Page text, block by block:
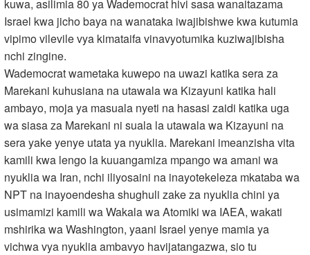
kuwa, asilimia 80 ya Wademocrat hivi sasa wanaitazama
Israel kwa jicho baya na wanataka iwajibishwe kwa kutumia
vipimo vilevile vya kimataifa vinavyotumika kuziwajibisha
nchi zingine.
Wademocrat wametaka kuwepo na uwazi katika sera za
Marekani kuhusiana na utawala wa Kizayuni katika hali
ambayo, moja ya masuala nyeti na hasasi zaidi katika uga
wa siasa za Marekani ni suala la utawala wa Kizayuni na
sera yake yenye utata ya nyuklia. Marekani imeanzisha vita
kamili kwa lengo la kuuangamiza mpango wa amani wa
nyuklia wa Iran, nchi iliyosaini na inayotekeleza mkataba wa
NPT na inayoendesha shughuli zake za nyuklia chini ya
usimamizi kamili wa Wakala wa Atomiki wa IAEA, wakati
mshirika wa Washington, yaani Israel yenye mamia ya
vichwa vya nyuklia ambavyo havijatangazwa, sio tu